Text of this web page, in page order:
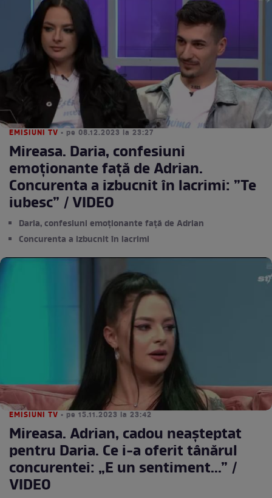
EMISIUNI TV • pe 08.12.2023 la 23:27
Mireasa. Daria, confesiuni
emoționante față de Adrian.
Concurenta a izbucnit în lacrimi: ”Te
iubesc” / VIDEO
Daria, confesiuni emoționante față de Adrian
Concurenta a izbucnit în lacrimi
EMISIUNI TV • pe 15.11.2023 la 23:42
Mireasa. Adrian, cadou neașteptat
pentru Daria. Ce i-a oferit tânărul
concurentei: „E un sentiment...” /
VIDEO